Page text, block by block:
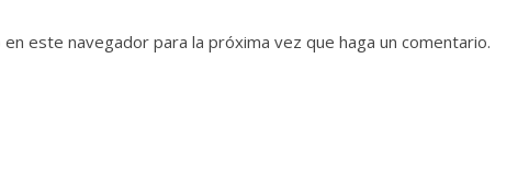
este navegador para la próxima vez que haga un comentario.